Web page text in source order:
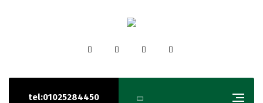
tel:01025284450